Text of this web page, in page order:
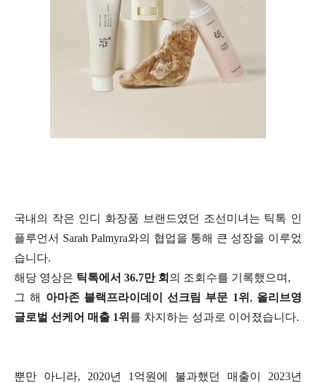
국내의 작은 인디 화장품 브랜드였던 조선미녀는 틱톡 인
플루언서 Sarah Palmyra와의 협업을 통해 큰 성장을 이루었
습니다.
해당 영상은 틱톡에서 36.7만 회 의 조회수를 기록했으며,
그 해 아마존 블랙프라이데이 선크림 부문 1위 , 올리브영
글로벌 선케어 매출 1위 를 차지하는 성과로 이어졌습니다.
뿐만 아니라, 2020년 1억원에 불과했던 매출이 2023년